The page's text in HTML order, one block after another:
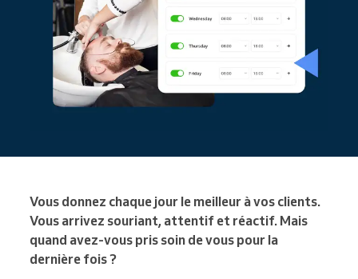
Vous donnez chaque jour le meilleur à vos clients.
Vous arrivez souriant, attentif et réactif. Mais
quand avez-vous pris soin de vous pour la
dernière fois ?